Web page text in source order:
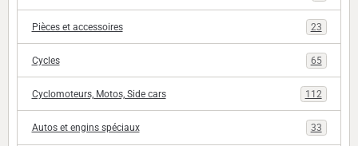
Pièces et accessoires 23
Cycles 65
Cyclomoteurs, Motos, Side cars 112
Autos et engins spéciaux 33